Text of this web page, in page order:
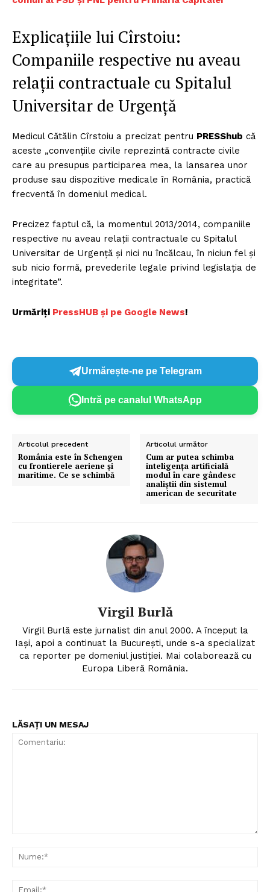
Explicațiile lui Cîrstoiu:
Companiile respective nu aveau
relații contractuale cu Spitalul
Universitar de Urgență
Medicul Cătălin Cîrstoiu a precizat pentru PRESShub că
aceste „convențiile civile reprezintă contracte civile
care au presupus participarea mea, la lansarea unor
produse sau dispozitive medicale în România, practică
frecventă în domeniul medical.
Precizez faptul că, la momentul 2013/2014, companiile
respective nu aveau relații contractuale cu Spitalul
Universitar de Urgență și nici nu încălcau, în niciun fel și
sub nicio formă, prevederile legale privind legislația de
integritate”.
Urmăriți PressHUB și pe Google News!
Urmărește-ne pe Telegram
Intră pe canalul WhatsApp
Articolul precedent
România este în Schengen
cu frontierele aeriene și
maritime. Ce se schimbă
Articolul următor
Cum ar putea schimba
inteligența artificială
modul în care gândesc
analiștii din sistemul
american de securitate
Virgil Burlă
Virgil Burlă este jurnalist din anul 2000. A început la
Iași, apoi a continuat la București, unde s-a specializat
ca reporter pe domeniul justiției. Mai colaborează cu
Europa Liberă România.
LĂSAȚI UN MESAJ